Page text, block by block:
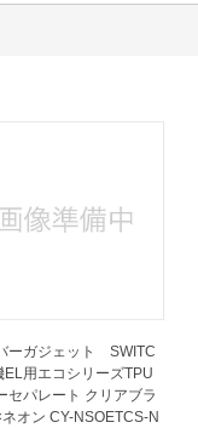
ーガジェット SWITC
EL用エコシリーズTPU
セパレート クリアブラ
ネオン CY-NSOETCS-N